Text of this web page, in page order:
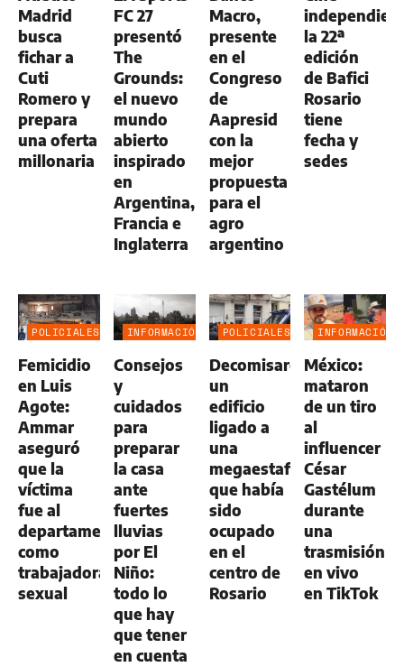
Madrid
busca
fichar a
Cuti
Romero y
prepara
una oferta
millonaria
FC 27
presentó
The
Grounds:
el nuevo
mundo
abierto
inspirado
en
Argentina,
Francia e
Inglaterra
Macro,
presente
en el
Congreso
de
Aapresid
con la
mejor
propuesta
para el
agro
argentino
la 22ª
edición
de Bafici
Rosario
tiene
fecha y
sedes
POLICIALES
Femicidio
en Luis
Agote:
Ammar
aseguró
que la
víctima
fue al
departamento
como
trabajadora
sexual
INFORMACIÓN
Consejos
y
cuidados
para
preparar
la casa
ante
fuertes
lluvias
por El
Niño:
todo lo
que hay
que tener
en cuenta
POLICIALES
Decomisaron
un
edificio
ligado a
una
megaestafa
que había
sido
ocupado
en el
centro de
Rosario
INFORMACIÓN
México:
mataron
de un tiro
al
influencer
César
Gastélum
durante
una
trasmisión
en vivo
en TikTok